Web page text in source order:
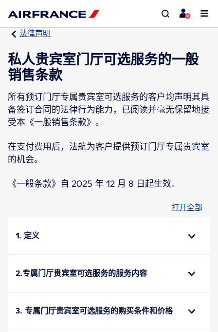
法律声明
私人贵宾室门厅可选服务的一般
销售条款
所有预订门厅专属贵宾室可选服务的客户均声明其具
备签订合同的法律行为能力，已阅读并毫无保留地接
受本《一般销售条款》。
在支付费用后，法航为客户提供预订门厅专属贵宾室
的机会。
《一般条款》自 2025 年 12 月 8 日起生效。
打开全部
1. 定义
2.专属门厅贵宾室可选服务的服务内容
3. 专属门厅贵宾室可选服务的购买条件和价格